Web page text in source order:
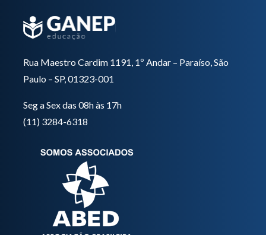
Rua Maestro Cardim 1191, 1º Andar – Paraíso, São
Paulo – SP, 01323-001
Seg a Sex das 08h às 17h
(11) 3284-6318